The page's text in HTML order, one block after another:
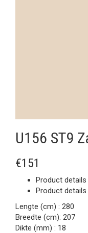
U156 ST9
€151
Product details
Product details
Lengte (cm) : 280
Breedte (cm): 207
Dikte (mm) : 18